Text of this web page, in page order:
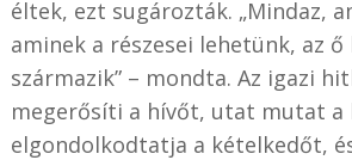
éltek, ezt sugározták. „Mindaz,
aminek a részesei lehetünk, az
származik” – mondta. Az igazi
megerősíti a hívőt, utat mutat a
elgondolkodtatja a kételkedőt,